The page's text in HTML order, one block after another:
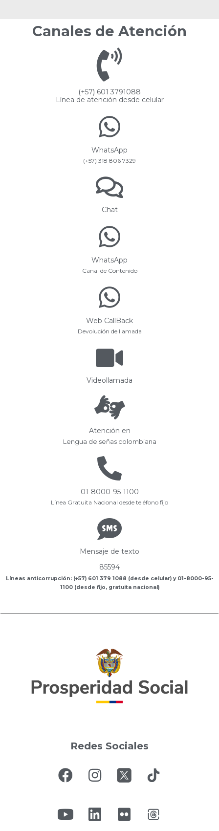
Canales de Atención
(+57) 601 3791088
Línea de atención desde celular
WhatsApp
(+57) 318 806 7329
Chat
WhatsApp
Canal de Contenido
Web CallBack
Devolución de llamada
Videollamada
Atención en
Lengua de señas colombiana
01-8000-95-1100
Línea Gratuita Nacional desde teléfono fijo
Mensaje de texto
85594
Líneas anticorrupción: (+57) 601 379 1088 (desde celular) y 01-8000-95-
1100 (desde fijo, gratuita nacional)
Redes Sociales